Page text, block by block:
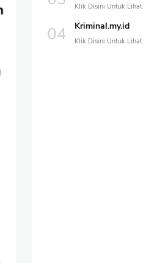
Kriminal.my.id